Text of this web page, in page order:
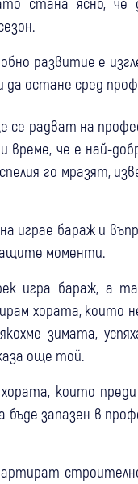
развитие е
остане сред
се радват на
време, че е най-
го мразят,
играе бараж и
моменти.
игра бараж, а
хората,
зимата,
още той.
които преди
запазен в